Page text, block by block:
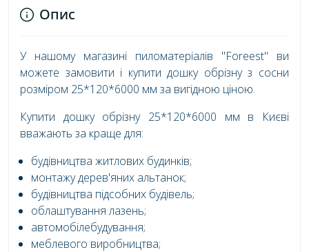
Опис
У нашому магазині пиломатеріалів "Foreest" ви
можете замовити і купити дошку обрізну з сосни
розміром 25*120*6000 мм за вигідною ціною.
Купити дошку обрізну 25*120*6000 мм в Києві
вважають за краще для:
будівництва житлових будинків;
монтажу дерев'яних альтанок;
будівництва підсобних будівель;
облаштування лазень;
автомобілебудування;
меблевого виробництва;